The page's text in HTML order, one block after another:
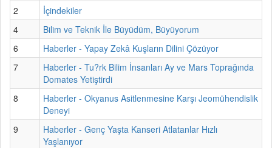
2
İçindekiler
4
Bilim ve Teknik İle Büyüdüm, Büyüyorum
6
Haberler - Yapay Zekâ Kuşların Dilini Çözüyor
7
Haberler - Tu?rk Bilim İnsanları Ay ve Mars Toprağında
Domates Yetiştirdi
8
Haberler - Okyanus Asitlenmesine Karşı Jeomühendislik
Deneyi
9
Haberler - Genç Yaşta Kanseri Atlatanlar Hızlı
Yaşlanıyor